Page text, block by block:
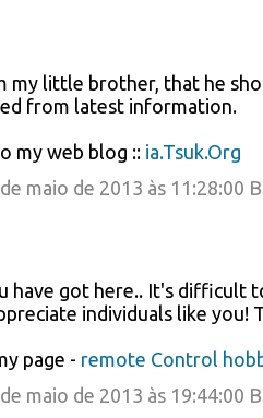
my little brother, that he
from latest information.
my web blog :: ia.Tsuk.Org
maio de 2013 às 11:28:00
have got here.. It's difficult
individuals like you!
page - remote Control
maio de 2013 às 19:44:00